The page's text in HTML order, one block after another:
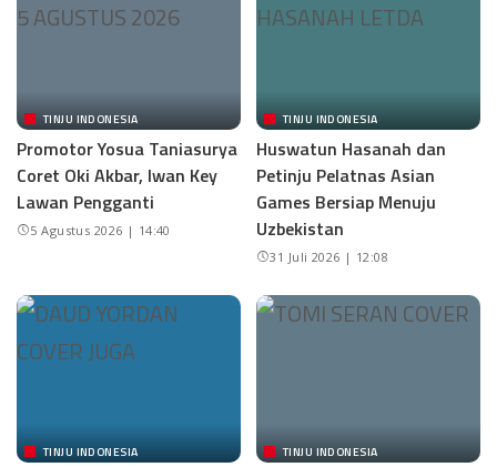
TINJU INDONESIA
Promotor Yosua Taniasurya
Coret Oki Akbar, Iwan Key
Lawan Pengganti
5 Agustus 2026 | 14:40
TINJU INDONESIA
Huswatun Hasanah dan
Petinju Pelatnas Asian
Games Bersiap Menuju
Uzbekistan
31 Juli 2026 | 12:08
TINJU INDONESIA TINJU INDONESIA